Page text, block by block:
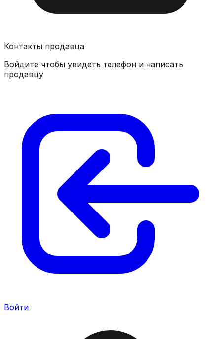
Контакты продавца
Войдите чтобы увидеть телефон и написать
продавцу
Войти